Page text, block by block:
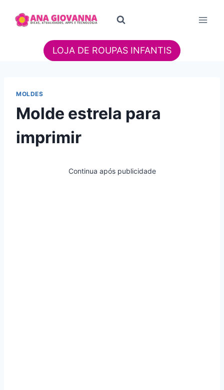
para
LOJA DE ROUPAS INFANTIS
MOLDES
Molde estrela para
imprimir
Continua após publicidade